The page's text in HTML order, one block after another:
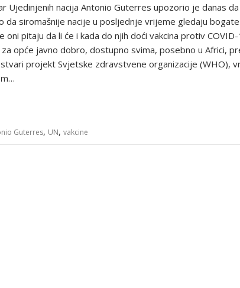
Ujedinjenih nacija Antonio Guterres upozorio je danas da
da siromašnije nacije u posljednje vrijeme gledaju
oni pitaju da li će i kada do njih doći vakcina protiv
opće javno dobro, dostupno svima, posebno u Africi,
projekt Svjetske zdravstvene organizacije (WHO),
Guterres, UN, vakcine